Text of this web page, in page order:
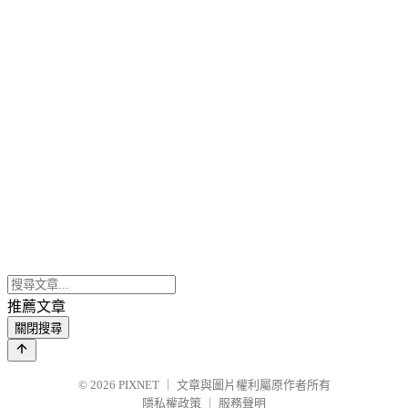
推薦文章
關閉搜尋
© 2026 PIXNET
文章與圖片權利屬原作者所有
隱私權政策
服務聲明